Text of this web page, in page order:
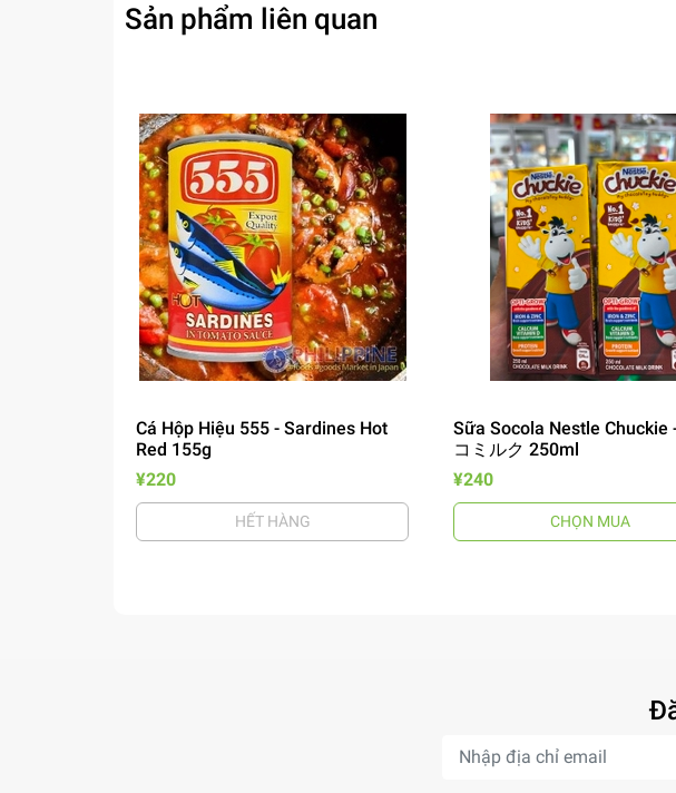
Sản phẩm liên quan
Cá Hộp Hiệu 555 - Sardines Hot
Red 155g
¥220
HẾT HÀNG
Sữa Socola Nestle Chuckie
コミルク 250ml
¥240
CHỌN MUA